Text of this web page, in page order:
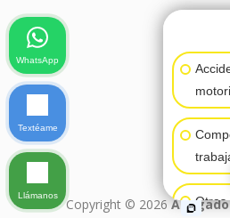
Copyright © 2026 Otras
WhatsApp
Textéame
Llámanos